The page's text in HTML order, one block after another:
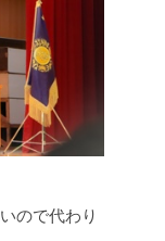
ので代わり